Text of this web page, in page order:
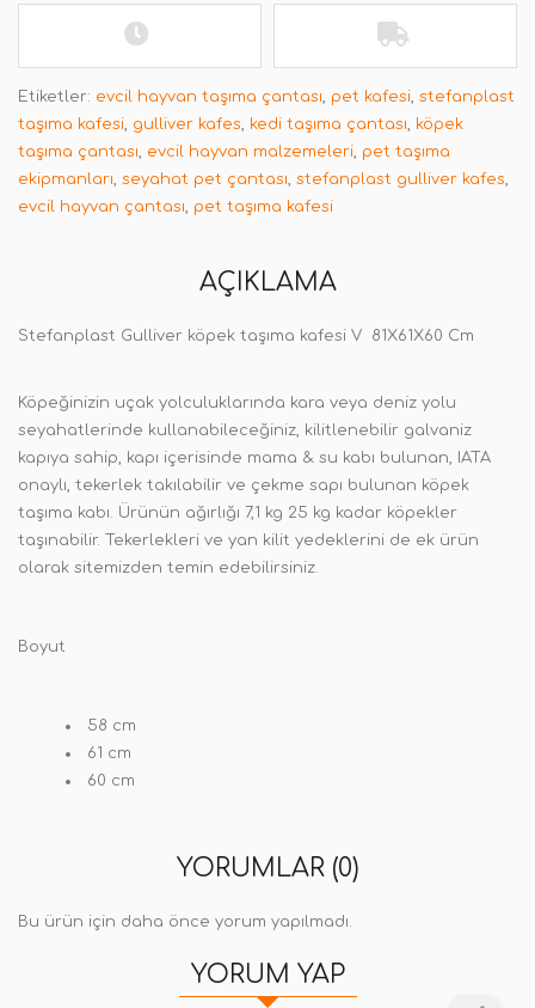
Etiketler: evcil hayvan taşıma çantası, pet kafesi, stefanplast
taşıma kafesi, gulliver kafes, kedi taşıma çantası, köpek
taşıma çantası, evcil hayvan malzemeleri, pet taşıma
ekipmanları, seyahat pet çantası, stefanplast gulliver kafes,
evcil hayvan çantası, pet taşıma kafesi
AÇIKLAMA
Stefanplast Gulliver köpek taşıma kafesi V 81X61X60 Cm
Köpeğinizin uçak yolculuklarında kara veya deniz yolu
seyahatlerinde kullanabileceğiniz, kilitlenebilir galvaniz
kapıya sahip, kapı içerisinde mama & su kabı bulunan, IATA
onaylı, tekerlek takılabilir ve çekme sapı bulunan köpek
taşıma kabı. Ürünün ağırlığı 7,1 kg 25 kg kadar köpekler
taşınabilir. Tekerlekleri ve yan kilit yedeklerini de ek ürün
olarak sitemizden temin edebilirsiniz.
Boyut
58 cm
61 cm
60 cm
YORUMLAR (0)
Bu ürün için daha önce yorum yapılmadı.
YORUM YAP